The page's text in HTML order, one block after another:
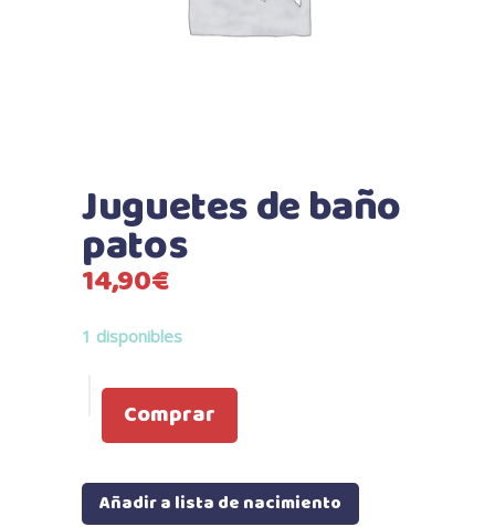
Juguetes de baño
patos
14,90€
1 disponibles
Comprar
Añadir a lista de nacimiento